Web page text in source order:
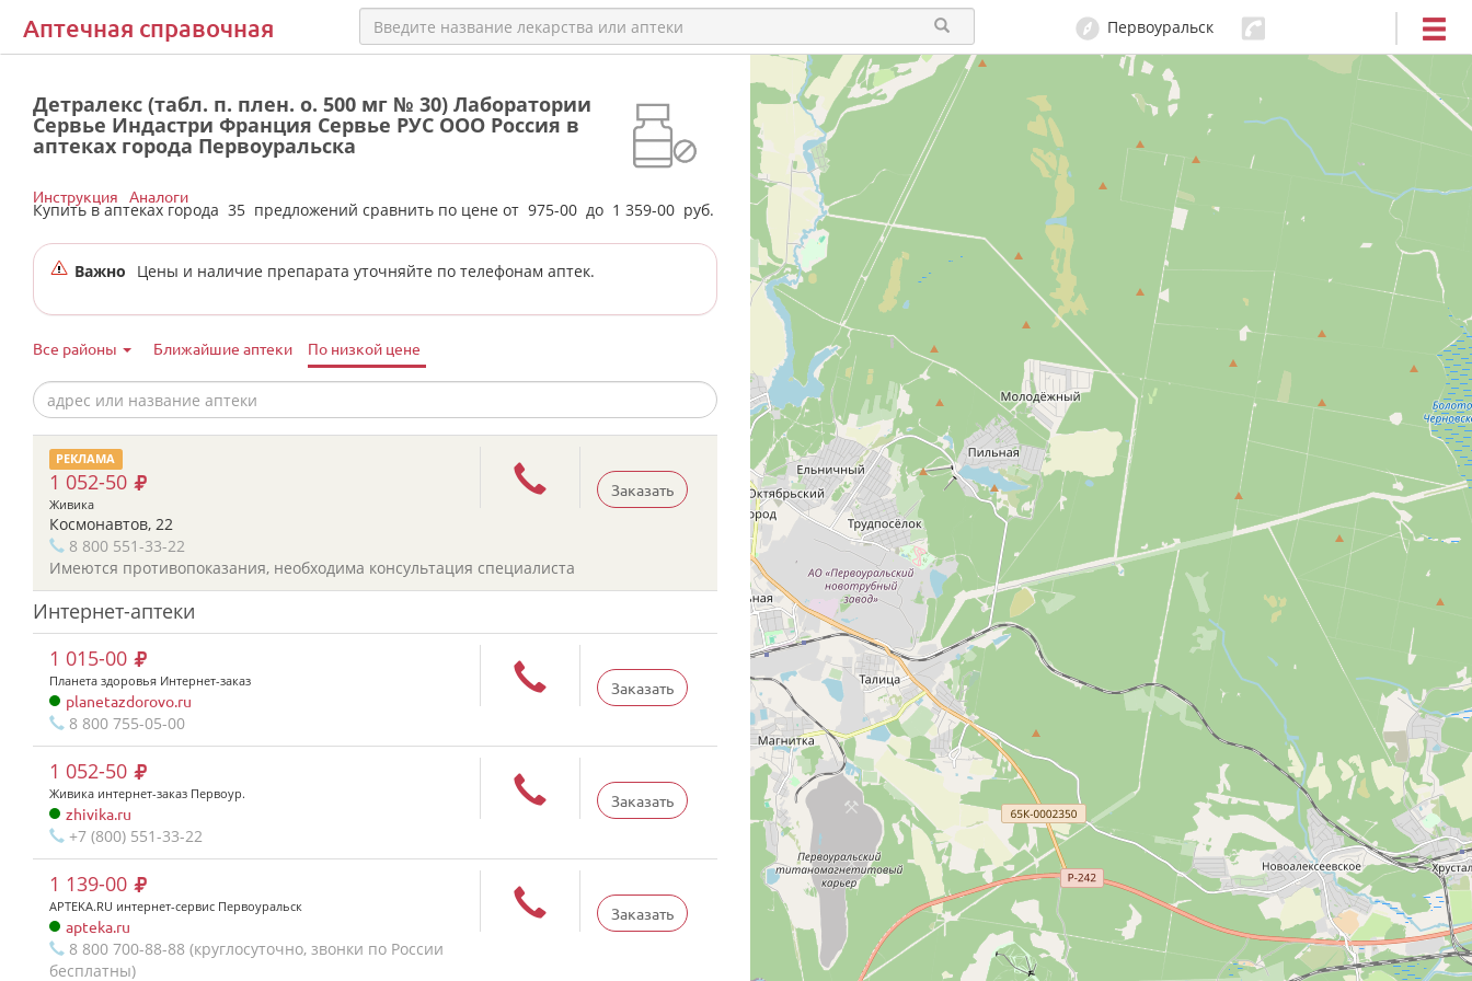
Аптечная справочная Первоуральск
Детралекс (табл. п. плен. о. 500 мг № 30) Лаборатории
Сервье Индастри Франция Сервье РУС ООО Россия в
аптеках города Первоуральска
Купить в аптеках города 35 предложений сравнить по цене от 975-00 до 1 359-00 руб.
Инструкция Аналоги
Важно Цены и наличие препарата уточняйте по телефонам аптек.
Все районы Ближайшие аптеки По низкой цене
РЕКЛАМА
Заказать
1 052-50
Живика
Космонавтов, 22
8 800 551-33-22
Имеются противопоказания, необходима консультация специалиста
Интернет-аптеки
Заказать
1 015-00
Планета здоровья Интернет-заказ
planetazdorovo.ru
8 800 755-05-00
Заказать
1 052-50
Живика интернет-заказ Первоур.
zhivika.ru
+7 (800) 551-33-22
Заказать
1 139-00
APTEKA.RU интернет-сервис Первоуральск
apteka.ru
8 800 700-88-88 (круглосуточно, звонки по России
бесплатны)